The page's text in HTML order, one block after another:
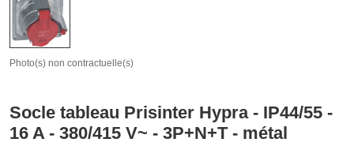
Photo(s) non contractuelle(s)
Socle tableau Prisinter Hypra - IP44/55 -
16 A - 380/415 V~ - 3P+N+T - métal